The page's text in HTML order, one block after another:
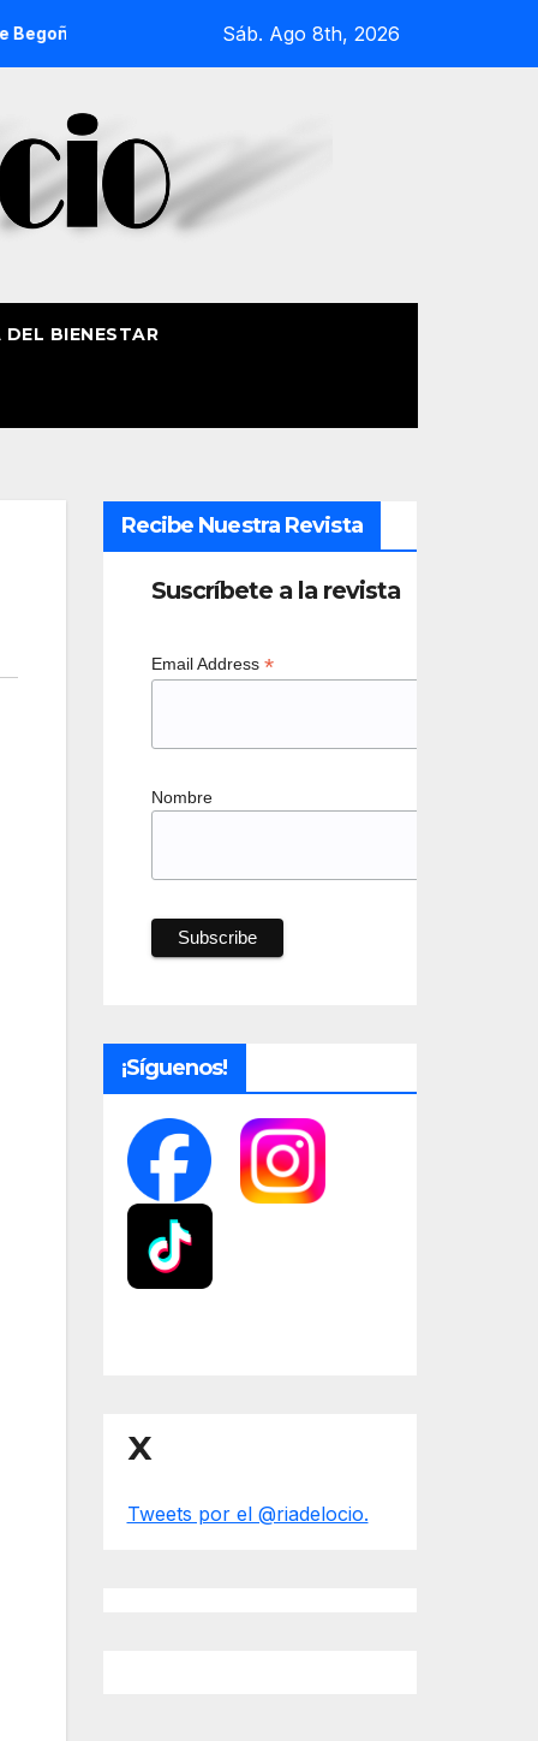
la ría el 14 de agosto con siete embarcaciones
Sáb. Ago 8th, 2026
DEL BIENESTAR
Recibe Nuestra Revista
Suscríbete a la revista
Email Address *
Nombre
¡Síguenos!
X
Tweets por el @riadelocio.